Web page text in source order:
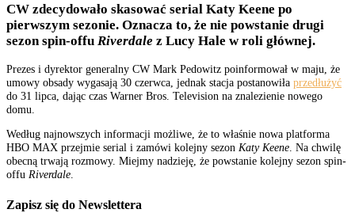
CW zdecydowało skasować serial Katy Keene po
pierwszym sezonie. Oznacza to, że nie powstanie drugi
sezon spin-offu Riverdale z Lucy Hale w roli głównej.
Prezes i dyrektor generalny CW Mark Pedowitz poinformował w maju, że
umowy obsady wygasają 30 czerwca, jednak stacja postanowiła przedłużyć
do 31 lipca, dając czas Warner Bros. Television na znalezienie nowego
domu.
Według najnowszych informacji możliwe, że to właśnie nowa platforma
HBO MAX przejmie serial i zamówi kolejny sezon Katy Keene . Na chwilę
obecną trwają rozmowy. Miejmy nadzieję, że powstanie kolejny sezon spin-
offu Riverdale
Zapisz się do Newslettera